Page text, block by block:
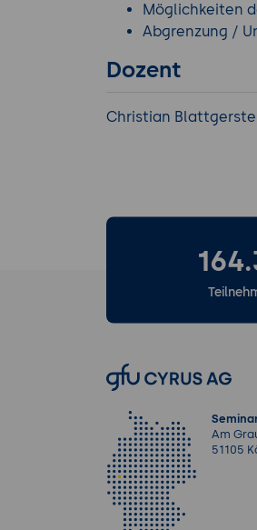
Möglichkeiten
Abgrenzung /
Dozent
Christian
Am
51105